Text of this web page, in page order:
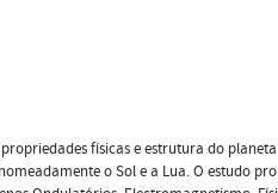
físicas e estrutura do
o Sol e a Lua. O estudo